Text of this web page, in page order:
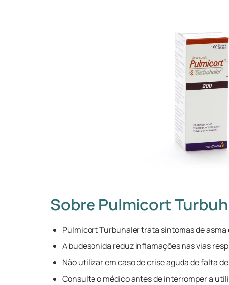
Sobre Pulmicort
Pulmicort Turbuhaler trata sintomas de asma
A budesonida reduz inflamações nas vias
Não utilizar em caso de crise aguda de falta de
Consulte o médico antes de interromper a